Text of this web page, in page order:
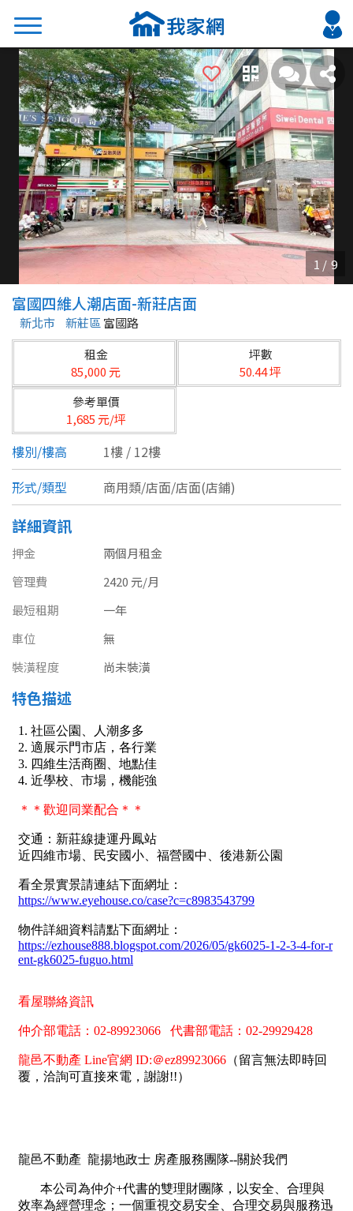
搜尋
熱門關鍵字
2026 台北降價好屋限量釋出
2026 新北降價好屋限量釋出
2026 台中降價好屋限量釋出
2026 台南降價好屋限量釋出
2026 高雄降價好屋限量釋出
縣市
不限
台北市
基隆市
新北市
宜蘭縣
桃園市
台中市
彰化縣
雲林縣
嘉義市
嘉義縣
台南市
高雄市
澎湖縣
屏東縣
台東縣
花蓮縣
金門連江
區域
類型(可複選)
不拘
透天厝
農舍 辦公
坪數
不拘
20~30 坪
40~50 坪
60~70 坪 70~80 坪
80坪以上
~
不拘
地下室
1樓 2樓
21樓以上
富國四維人潮店面-新莊店面
新北市 新莊區 富國路
租金
85,000 元
坪數
50.44 坪
參考單價
1,685 元/坪
樓別/樓高
1樓 / 12樓
形式/類型
商用類/店面/店面(店鋪)
詳細資訊
押金
兩個月租金
管理費
2420 元/月
最短租期
一年
車位
無
裝潢程度
尚未裝潢
特色描述